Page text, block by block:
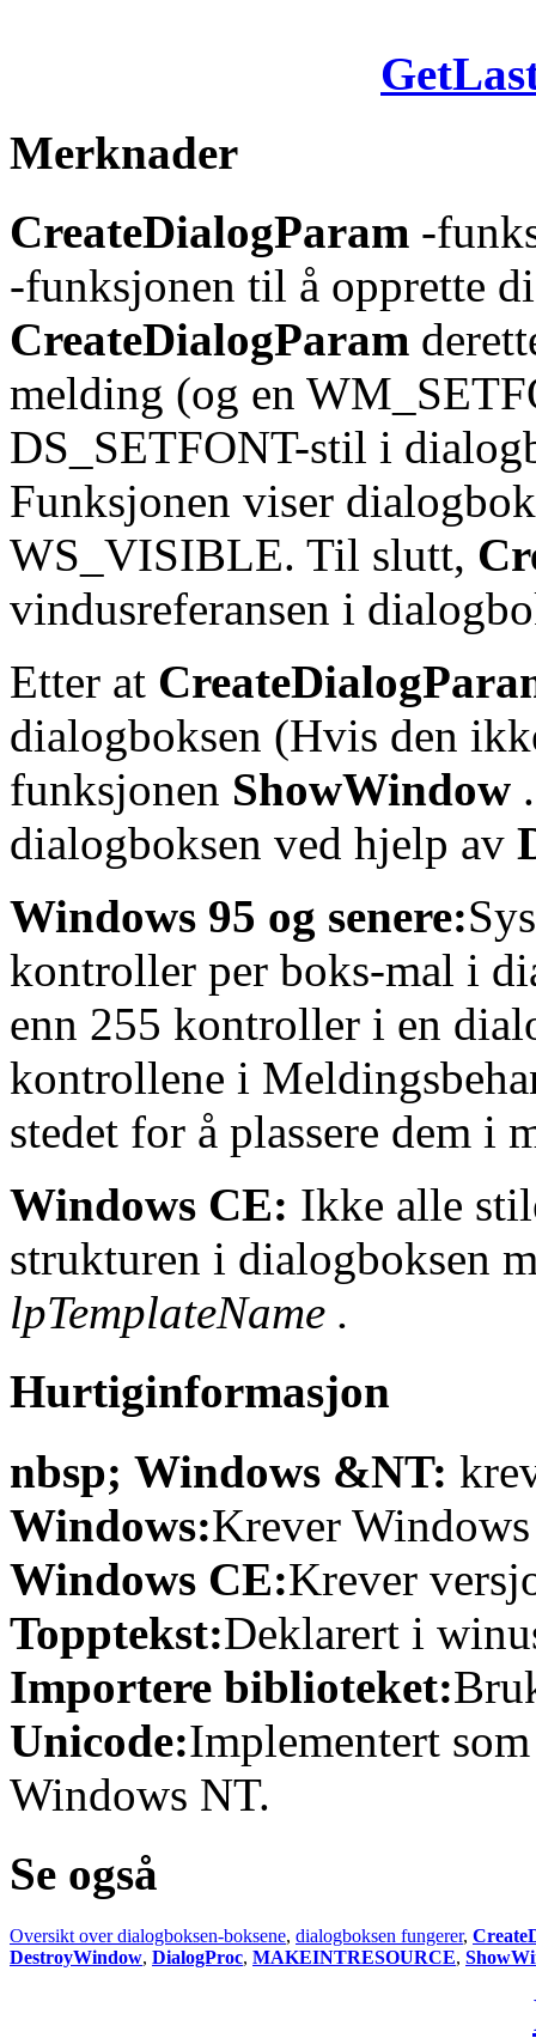
Merknader
CreateDialogParam -
-funksjonen til å opprette
CreateDialogParam
melding (og en
DS_SETFONT-stil i
Funksjonen viser
WS_VISIBLE. Til slutt,
vindusreferansen i
Etter at
dialogboksen (Hvis den
funksjonen ShowWindow
dialogboksen ved hjelp av
Windows 95 og senere:
kontroller per boks-mal i
enn 255 kontroller i en
kontrollene i
stedet for å plassere dem i
Windows CE: Ikke alle
strukturen i dialogboksen
lpTemplateName .
Hurtiginformasjon
nbsp; Windows &NT:
Windows:Krever
Windows CE:Krever
Topptekst:Deklarert i
Importere biblioteket:
Unicode:Implementert
Windows NT.
Se også
Oversikt over dialogboksen-boksene, dialogboksen fungerer,
DestroyWindow, DialogProc, MAKEINTRESOURCE,